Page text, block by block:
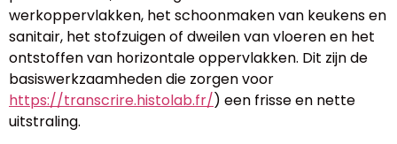
werkoppervlakken, het schoonmaken van keukens en
sanitair, het stofzuigen of dweilen van vloeren en het
ontstoffen van horizontale oppervlakken. Dit zijn de
basiswerkzaamheden die zorgen voor
https://transcrire.histolab.fr/) een frisse en nette
uitstraling.